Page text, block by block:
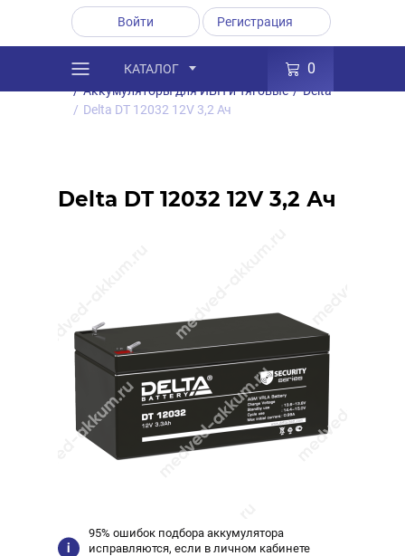
Войти Регистрация
КАТАЛОГ 0
Каталог / Товары
Аккумуляторы
/ Аккумуляторы для ИБП и Тяговые / Delta
/ Delta DT 12032 12V 3,2 Ач
Delta DT 12032 12V 3,2 Ач
95% ошибок подбора аккумулятора
исправляются, если в личном кабинете